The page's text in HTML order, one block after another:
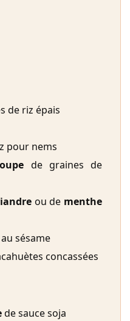
de riz épais
pour nems
de graines de
ou de menthe
sésame
concassées
de sauce soja